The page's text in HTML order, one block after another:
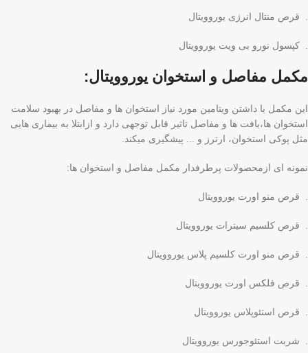
. قرص منتال انرژی یوروویتال
. کپسول نورو بی ویت یوروویتال
مکمل مفاصل و استخوان یوروویتال:
این مکمل با داشتن ویتامین مورد نیاز استخوان ها و مفاصل در بهبود سلامت
استخوان ها،بافت ها و مفاصل تاثیر قابل توجهی دارد و ازابتلا به بیماری هایی
مثل پوکی استخوان، ارترز و ... پیشگیری میکند.
نمونه ای ازمحصولات پرطرفدار مکمل مفاصل و استخوان ها:
. قرص منو اورت یوروویتال
. قرص کلسیم سیترات یوروویتال
. قرص منو اورت کلسیم پلاس یوروویتال
. قرص فلکس اورت یوروویتال
. قرص استئوپلاس یوروویتال
. شربت استئوجورس یوروویتال